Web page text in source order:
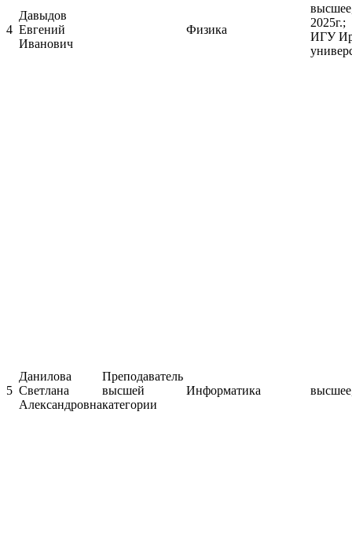
4
Давыдов
Евгений
Иванович
Физика
ИГУ
5
Данилова
Светлана
Александровна
Преподаватель
высшей
категории
Информатика